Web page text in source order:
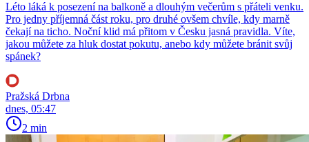
Léto láká k posezení na balkoně a dlouhým večerům s přáteli venku.
Pro jedny příjemná část roku, pro druhé ovšem chvíle, kdy marně
čekají na ticho. Noční klid má přitom v Česku jasná pravidla. Víte,
jakou můžete za hluk dostat pokutu, anebo kdy můžete bránit svůj
spánek?
Pražská Drbna
dnes, 05:47
2 min